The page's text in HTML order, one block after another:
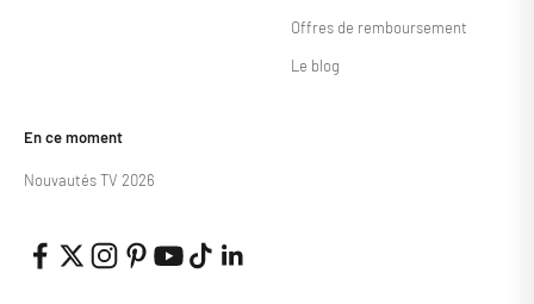
Offres de remboursement
Le blog
En ce moment
Nouvautés TV 2026